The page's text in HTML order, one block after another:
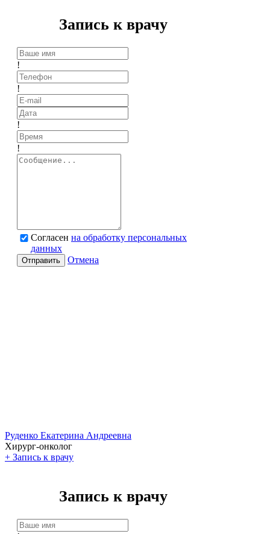
Запись к врачу
!
!
!
!
Согласен на обработку персональных
данных
Отправить Отмена
Руденко Екатерина Андреевна
Хирург-онколог
+ Запись к врачу
Запись к врачу